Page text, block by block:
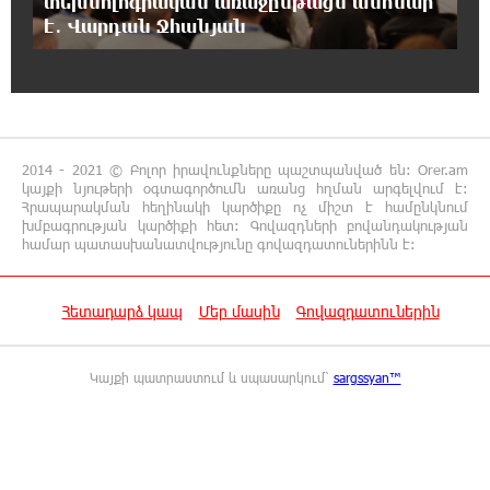
Սլովակիայի արևելքում արտակարգ
դրություն է հայտարարվել շոգի ալիքների
փոփոխություն տեղի կունենա
19:35:21 7-08-2026
հավաքականը
ԱԱԾ-ն զեկույց է ներկայացրել
է․ Վարդան Ջհանյան
2014 - 2021 © Բոլոր իրավունքները պաշտպանված են: Orer.am
կայքի նյութերի օգտագործումն առանց հղման արգելվում է:
Հրապարակման հեղինակի կարծիքը ոչ միշտ է համընկնում
խմբագրության կարծիքի հետ: Գովազդների բովանդակության
համար պատասխանատվությունը գովազդատուներինն է:
Հետադարձ կապ Մեր մասին Գովազդատուներին
Կայքի պատրաստում և սպասարկում՝ sargssyan™